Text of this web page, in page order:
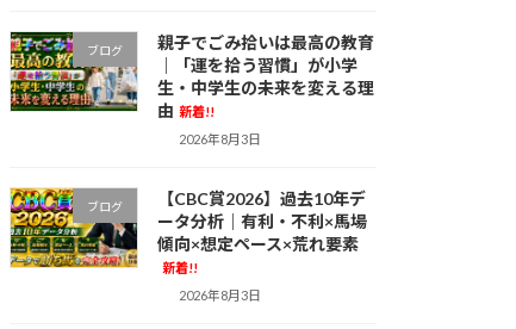
ブログ
親子でごみ拾いは最高の教育
｜「運を拾う習慣」が小学
生・中学生の未来を変える理
由 新着!!
2026年8月3日
ブログ
【CBC賞2026】過去10年デ
ータ分析｜有利・不利×馬場
傾向×想定ペース×荒れ要素
新着!!
2026年8月3日